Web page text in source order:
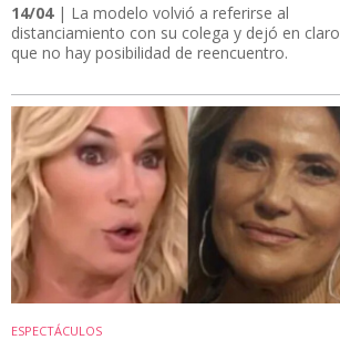
14/04| La modelo volvió a referirse al
distanciamiento con su colega y dejó en claro
que no hay posibilidad de reencuentro.
ESPECTÁCULOS